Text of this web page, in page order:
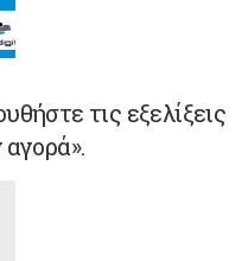
τις εξελίξεις